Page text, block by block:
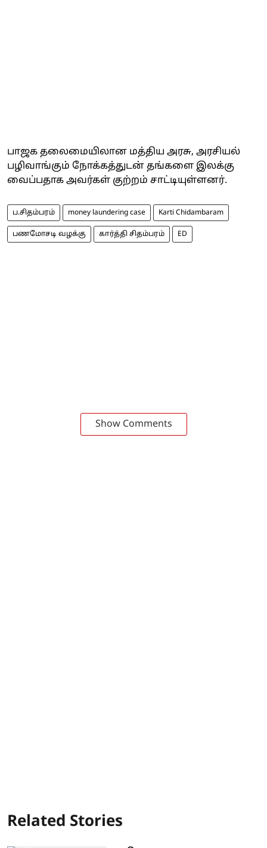
பாஜக தலைமையிலான மத்திய அரசு, அரசியல்
பழிவாங்கும் நோக்கத்துடன் தங்களை இலக்கு
வைப்பதாக அவர்கள் குற்றம் சாட்டியுள்ளனர்.
ப.சிதம்பரம் money laundering case Karti Chidambaram
பணமோசடி வழக்கு கார்த்தி சிதம்பரம் ED
Show Comments
Related Stories